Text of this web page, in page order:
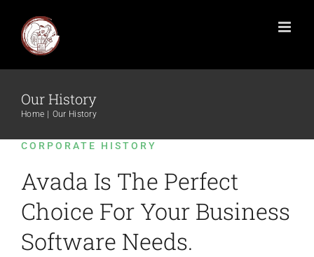
Our History
Home Our History
CORPORATE HISTORY
Avada Is The Perfect
Choice For Your Business
Software Needs.